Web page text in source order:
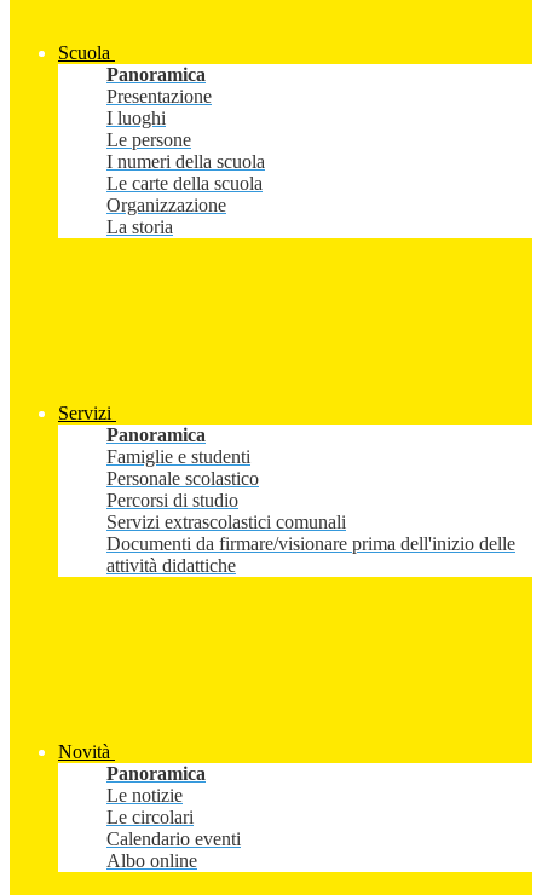
Scuola
Panoramica
Presentazione
I luoghi
Le persone
I numeri della scuola
Le carte della scuola
Organizzazione
La storia
Servizi
Panoramica
Famiglie e studenti
Personale scolastico
Percorsi di studio
Servizi extrascolastici comunali
Documenti da firmare/visionare prima dell'inizio delle
attività didattiche
Novità
Panoramica
Le notizie
Le circolari
Calendario eventi
Albo online